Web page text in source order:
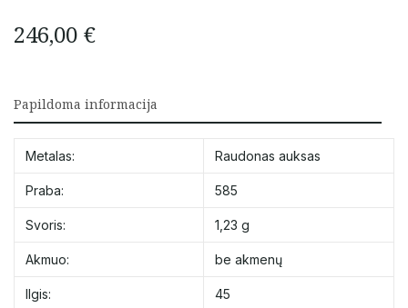
246,00 €
Papildoma informacija
Metalas: Raudonas auksas
Praba: 585
Svoris: 1,23 g
Akmuo: be akmenų
Ilgis: 45